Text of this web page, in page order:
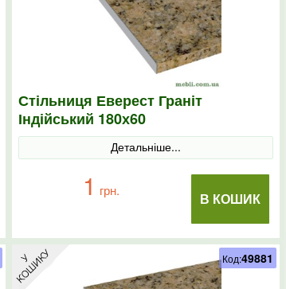
Стільниця Еверест Граніт
Індійський 180х60
Детальніше...
В КОШИК
1 грн.
Код:49881